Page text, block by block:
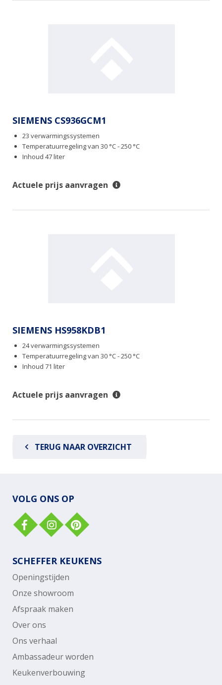
SIEMENS CS936GCM1
23 verwarmingssystemen
Temperatuurregeling van 30 °C - 250 °C
Inhoud 47 liter
Actuele prijs aanvragen
SIEMENS HS958KDB1
24 verwarmingssystemen
Temperatuurregeling van 30 °C - 250 °C
Inhoud 71 liter
Actuele prijs aanvragen
TERUG NAAR OVERZICHT
VOLG ONS OP
SCHEFFER KEUKENS
Openingstijden
Onze showroom
Afspraak maken
Over ons
Ons verhaal
Ambassadeur worden
Keukenverbouwing